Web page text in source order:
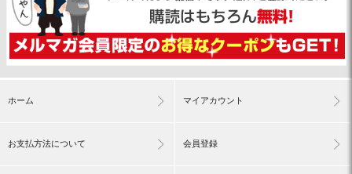
ホーム マイアカウント
お支払方法について 会員登録